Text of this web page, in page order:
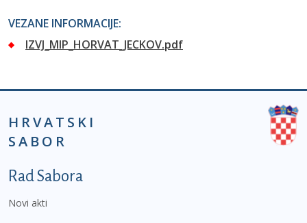
VEZANE INFORMACIJE:
IZVJ_MIP_HORVAT_JECKOV.pdf
HRVATSKI
SABOR
Podnožje prvi izbornik
Rad Sabora
Novi akti